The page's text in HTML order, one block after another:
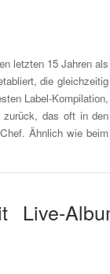
letzten 15 Jahren als
die gleichzeitig
Label-Kompilation,
zurück, das oft in den
Ähnlich wie beim
Live-